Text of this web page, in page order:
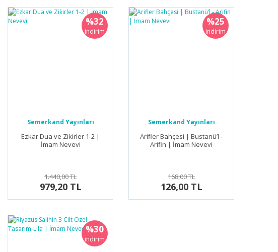
%32
indirim
Semerkand Yayınları
Ezkar Dua ve Zikirler 1-2 |
İmam Nevevi
1.440,00 TL
979,20 TL
%25
indirim
Semerkand Yayınları
Arifler Bahçesi | Bustanü’l -
Arifin | İmam Nevevi
168,00 TL
126,00 TL
%30
indirim